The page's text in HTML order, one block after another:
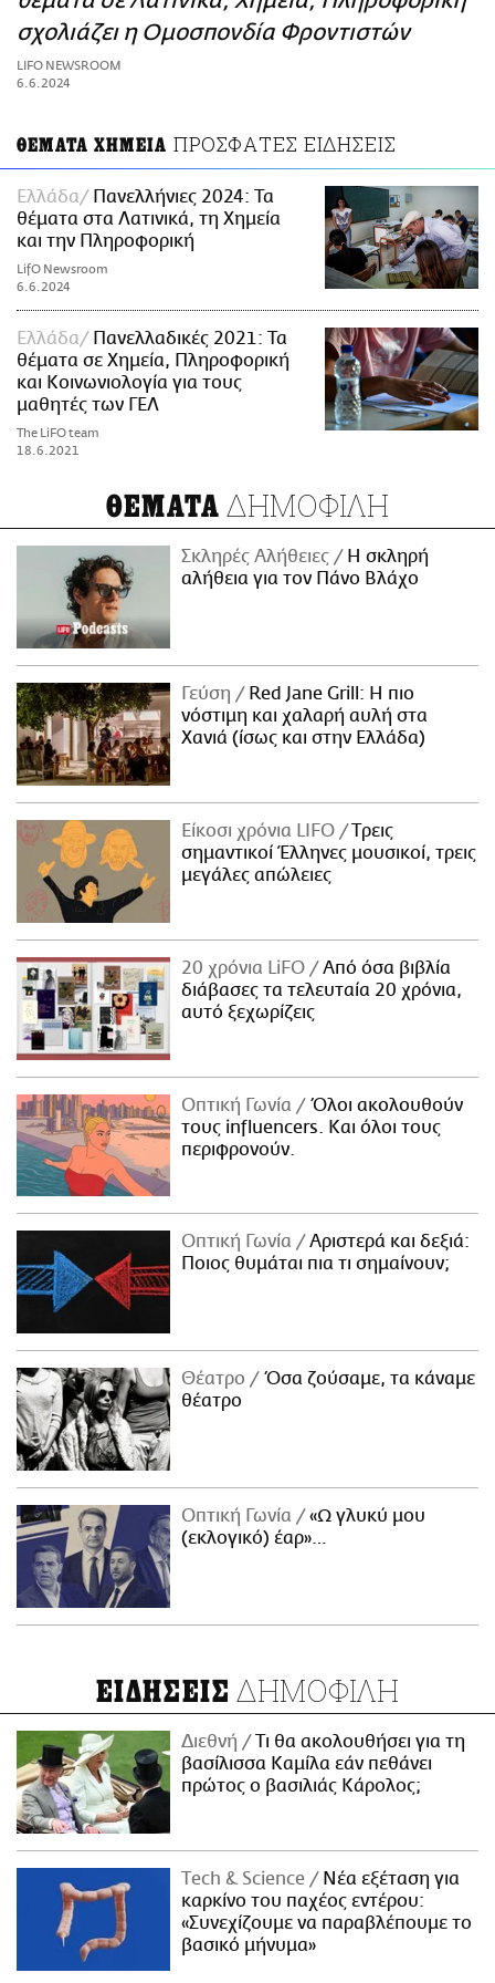
ΑΜΠΑ
PRINT
σχολιάζει η Ομοσπονδία Φροντιστών
LIFO NEWSROOM
6.6.2024
ΘΕΜΑΤΑ ΧΗΜΕΙΑ ΠΡΟΣΦΑΤΕΣ ΕΙΔΗΣΕΙΣ
Ελλάδα
Πανελλήνιες 2024: Τα
θέματα στα Λατινικά, τη Χημεία
και την Πληροφορική
LifO Newsroom
6.6.2024
Ελλάδα
Πανελλαδικές 2021: Τα
θέματα σε Χημεία, Πληροφορική
και Κοινωνιολογία για τους
μαθητές των ΓΕΛ
The LiFO team
18.6.2021
ΘΕΜΑΤΑ ΔΗΜΟΦΙΛΗ
Σκληρές Αλήθειες
H σκληρή
αλήθεια για τον Πάνο Βλάχο
Γεύση
Red Jane Grill: Η πιο
νόστιμη και χαλαρή αυλή στα
Χανιά (ίσως και στην Ελλάδα)
Είκοσι χρόνια LIFO
Tρεις
σημαντικοί Έλληνες μουσικοί, τρεις
μεγάλες απώλειες
20 χρόνια LiFO
Από όσα βιβλία
διάβασες τα τελευταία 20 χρόνια,
αυτό ξεχωρίζεις
Οπτική Γωνία
Όλοι ακολουθούν
τους influencers. Και όλοι τους
περιφρονούν.
Οπτική Γωνία
Αριστερά και δεξιά:
Ποιος θυμάται πια τι σημαίνουν;
Θέατρο
Όσα ζούσαμε, τα κάναμε
θέατρο
Οπτική Γωνία
«Ω γλυκύ μου
(εκλογικό) έαρ»…
ΕΙΔΗΣΕΙΣ ΔΗΜΟΦΙΛΗ
Διεθνή
Τι θα ακολουθήσει για τη
βασίλισσα Καμίλα εάν πεθάνει
πρώτος ο βασιλιάς Κάρολος;
Τech & Science
Νέα εξέταση για
καρκίνο του παχέος εντέρου:
«Συνεχίζουμε να παραβλέπουμε το
βασικό μήνυμα»